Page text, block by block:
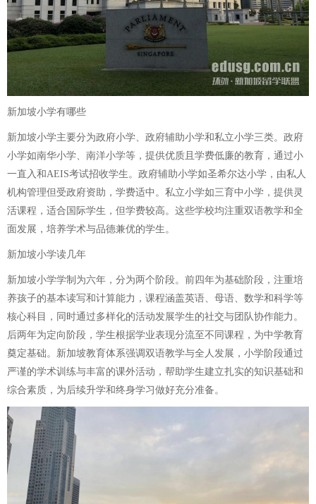
新加坡小学有哪些
新加坡小学主要分为政府小学、政府辅助小学和私立小学三类。政府
小学如南华小学、南洋小学等，提供优质且学费低廉的教育，通过小
一直入和AEIS考试招收学生。政府辅助小学如圣希尔达小学，由私人
机构管理但受政府资助，学费适中。私立小学如三育中小学，提供灵
活课程，适合国际学生，但学费较高。这些学校均注重双语教学和全
面发展，培养学术与品德兼优的学生。
新加坡小学读几年
新加坡小学学制为六年，分为两个阶段。前四年为基础阶段，注重培
养孩子的基本读写和计算能力，课程涵盖英语、母语、数学和科学等
核心科目，同时通过多样化的活动发展学生的社交与团队协作能力。
后两年为定向阶段，学生根据学业表现分流至不同课程，为中学教育
奠定基础。新加坡教育体系强调双语教学与全人发展，小学阶段通过
严谨的学术训练与丰富的课外活动，帮助学生建立扎实的知识基础和
综合素质，为后续升学和终身学习做好充分准备。